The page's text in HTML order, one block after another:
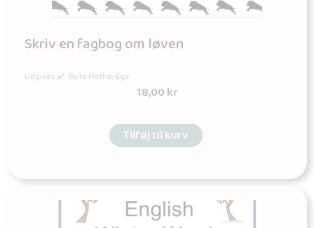
Skriv en fagbog om løven
Udgives af: Birte Flethøj Ege
18,00kr
Tilføj til kurv